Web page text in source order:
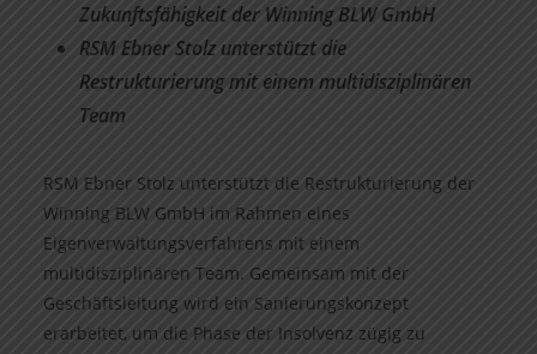
Zukunftsfähigkeit der Winning BLW GmbH
RSM Ebner Stolz unterstützt die
Restrukturierung mit einem multidisziplinären
Team
RSM Ebner Stolz unterstützt die Restrukturierung der
Winning BLW GmbH im Rahmen eines
Eigenverwaltungsverfahrens mit einem
multidisziplinären Team. Gemeinsam mit der
Geschäftsleitung wird ein Sanierungskonzept
erarbeitet, um die Phase der Insolvenz zügig zu